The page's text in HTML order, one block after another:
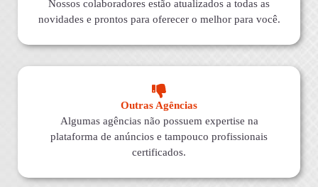
Nossos colaboradores estão atualizados a todas as
novidades e prontos para oferecer o melhor para você.
Outras Agências
Algumas agências não possuem expertise na
plataforma de anúncios e tampouco profissionais
certificados.